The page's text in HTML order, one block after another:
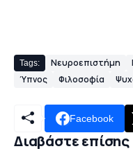
Tags: Νευροεπιστήμη
Ύπνος
Φιλοσοφία
Facebook
Διαβάστε επίσης